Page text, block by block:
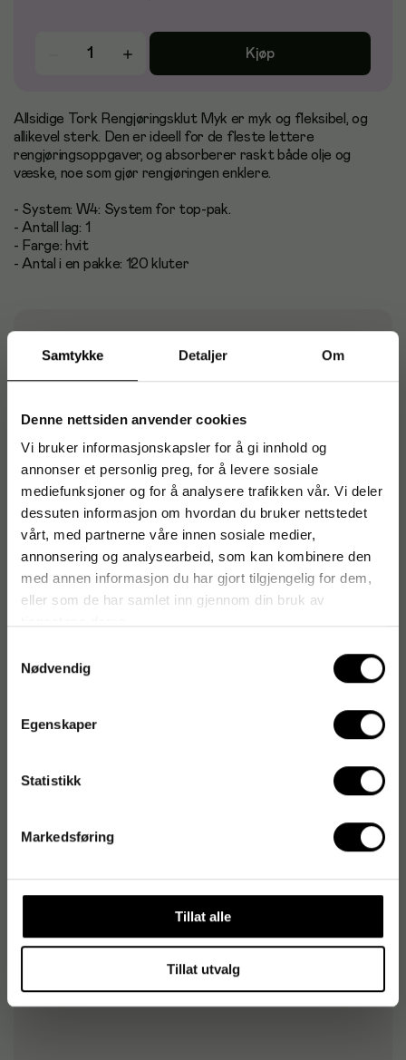
Samtykke Detaljer Om
Denne nettsiden anvender cookies
Vi bruker informasjonskapsler for å gi innhold og
annonser et personlig preg, for å levere sosiale
mediefunksjoner og for å analysere trafikken vår. Vi deler
dessuten informasjon om hvordan du bruker nettstedet
vårt, med partnerne våre innen sosiale medier,
annonsering og analysearbeid, som kan kombinere den
med annen informasjon du har gjort tilgjengelig for dem,
eller som de har samlet inn gjennom din bruk av
Nødvendig
Egenskaper
Statistikk
Markedsføring
Tillat alle
Tillat utvalg
Kjøp
Allsidige Tork Rengjøringsklut Myk er myk og fleksibel, og
allikevel sterk. Den er ideell for de fleste lettere
rengjøringsoppgaver, og absorberer raskt både olje og
væske, noe som gjør rengjøringen enklere.
- System: W4: System for top-pak.
- Antall lag: 1
- Farge: hvit
- Antal i en pakke: 120 kluter
Produktinformasjon
Artikkelnummer: 249046
Originalnummer: 510479
EAN: 7322541182636
Spesifikasjoner
Tilbehør
Dispenser TORK top-pack W4 rød/sort
Dispenser TORK top-pack W4 hvit/turkis
1-2 dager 476kr